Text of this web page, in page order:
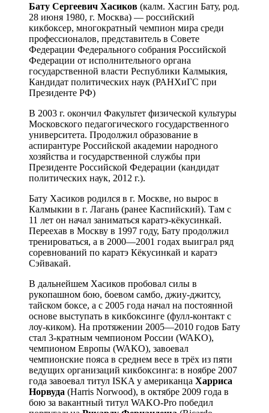
Бату Сергеевич Хасиков (калм. Хасгин Бату, род.
28 июня 1980, г. Москва) — российский
кикбоксер, многократный чемпион мира среди
профессионалов, представитель в Совете
Федерации Федерального собрания Российской
Федерации от исполнительного органа
государственной власти Республики Калмыкия,
Кандидат политических наук (РАНХиГС при
Президенте РФ)
В 2003 г. окончил Факультет физической культуры
Московского педагогического государственного
университета. Продолжил образование в
аспирантуре Российской академии народного
хозяйства и государственной службы при
Президенте Российской Федерации (кандидат
политических наук, 2012 г.).
Бату Хасиков родился в г. Москве, но вырос в
Калмыкии в г. Лагань (ранее Каспийский). Там с
11 лет он начал заниматься каратэ-кёкусинкай.
Переехав в Москву в 1997 году, Бату продолжил
тренироваться, а в 2000—2001 годах выиграл ряд
соревнований по каратэ Кёкусинкай и каратэ
Сэйвакай.
В дальнейшем Хасиков пробовал силы в
рукопашном бою, боевом самбо, джиу-джитсу,
тайском боксе, а с 2005 года начал на постоянной
основе выступать в кикбоксинге (фулл-контакт с
лоу-киком). На протяжении 2005—2010 годов Бату
стал 3-кратным чемпионом России (WAKO),
чемпионом Европы (WAKO), завоевал
чемпионские пояса в среднем весе в трёх из пяти
ведущих организаций кикбоксинга: в ноябре 2007
года завоевал титул ISKA у американца Харриса
Норвуда (Harris Norwood), в октябре 2009 года в
бою за вакантный титул WAKO-Pro победил